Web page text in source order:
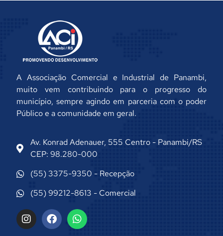
A Associação Comercial e Industrial de Panambi,
muito vem contribuindo para o progresso do
município, sempre agindo em parceria com o poder
Público e a comunidade em geral.
Av. Konrad Adenauer, 555 Centro - Panambi/RS
CEP: 98.280-000
(55) 3375-9350 - Recepção
(55) 99212-8613 - Comercial